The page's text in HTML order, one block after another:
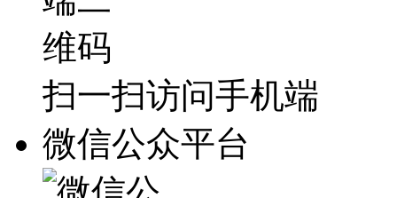
扫一扫访问手机端
微信公众平台